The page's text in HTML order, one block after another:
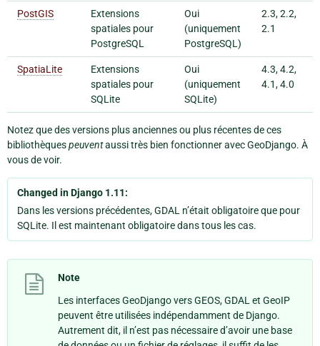
PostGIS
Extensions
spatiales pour
PostgreSQL
Oui
(uniquement
PostgreSQL)
2.3, 2.2,
2.1
SpatiaLite
Extensions
spatiales pour
SQLite
Oui
(uniquement
SQLite)
4.3, 4.2,
4.1, 4.0
Notez que des versions plus anciennes ou plus récentes de ces
bibliothèquespeuventaussi très bien fonctionner avec GeoDjango. À
vous de voir.
Changed in Django 1.11:
Dans les versions précédentes, GDAL n’était obligatoire que pour
SQLite. Il est maintenant obligatoire dans tous les cas.
Note
Les interfaces GeoDjango vers GEOS, GDAL et GeoIP
peuvent être utilisées indépendamment de Django.
Autrement dit, il n’est pas nécessaire d’avoir une base